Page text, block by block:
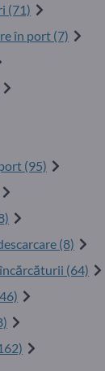
(71)
în port (7)
(95)
(8)
(64)